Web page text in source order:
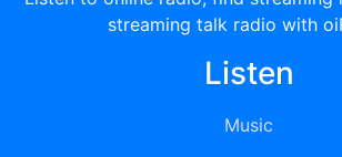
streaming talk radio with
Listen
Music